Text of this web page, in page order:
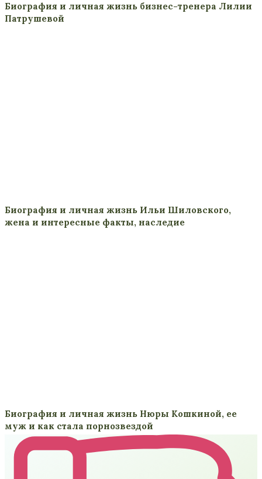
Биография и личная жизнь бизнес-тренера Лилии
Патрушевой
Биография и личная жизнь Ильи Шиловского,
жена и интересные факты, наследие
Биография и личная жизнь Нюры Кошкиной, ее
муж и как стала порнозвездой